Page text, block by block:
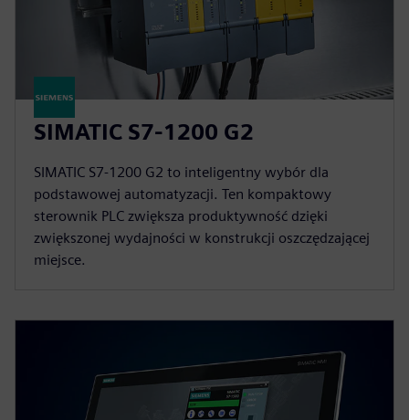
SIMATIC S7-1200 G2
SIMATIC S7-1200 G2 to inteligentny wybór dla
podstawowej automatyzacji. Ten kompaktowy
sterownik PLC zwiększa produktywność dzięki
zwiększonej wydajności w konstrukcji oszczędzającej
miejsce.